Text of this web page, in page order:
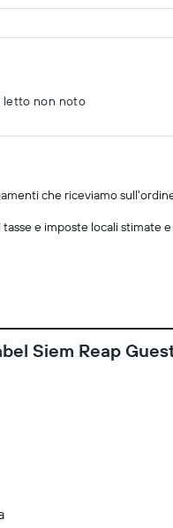
letto non noto
che riceviamo
e imposte locali stimate
Siem Reap